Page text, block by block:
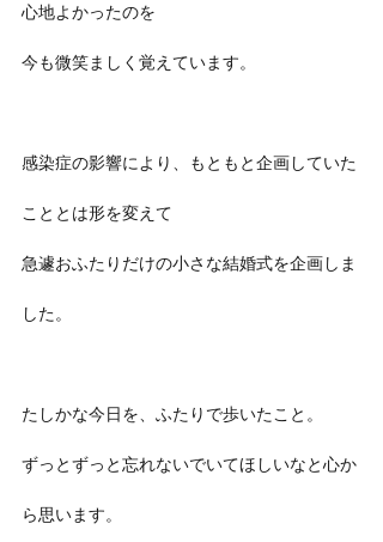
心地よかったのを
今も微笑ましく覚えています。
感染症の影響により、もともと企画していた
こととは形を変えて
急遽おふたりだけの小さな結婚式を企画しま
した。
たしかな今日を、ふたりで歩いたこと。
ずっとずっと忘れないでいてほしいなと心か
ら思います。